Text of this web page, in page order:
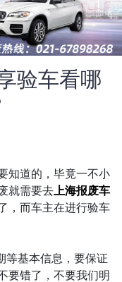
验车看哪
知道的，毕竟一不小
就需要去 上海报废车
，而车主在进行验车
等基本信息，要保证
要错了，不要我们明